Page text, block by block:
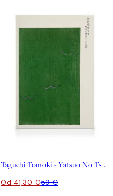
Taguchi Tomoki - Yatsuo No Tsubaki Green Obraz na plátne
Od 41,30 €59 €